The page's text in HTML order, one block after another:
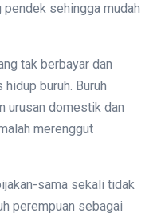
sehingga mudah
tak berbayar dan
buruh. Buruh
urusan domestik dan
merenggut
sama sekali tidak
perempuan sebagai